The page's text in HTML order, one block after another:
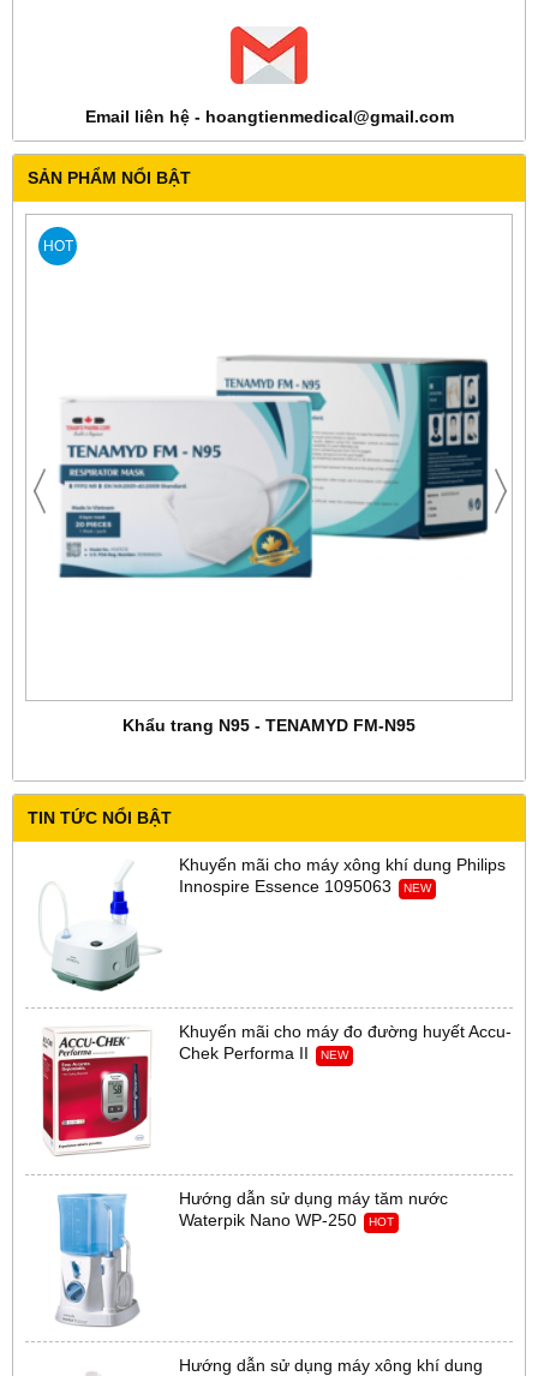
Email liên hệ - hoangtienmedical@gmail.com
SẢN PHẨM NỔI BẬT
HOT
Khẩu trang N95 - TENAMYD FM-N95
TIN TỨC NỔI BẬT
Khuyến mãi cho máy xông khí dung Philips
Innospire Essence 1095063
NEW
Khuyến mãi cho máy đo đường huyết Accu-
Chek Performa II
NEW
Hướng dẫn sử dụng máy tăm nước
Waterpik Nano WP-250
HOT
Hướng dẫn sử dụng máy xông khí dung